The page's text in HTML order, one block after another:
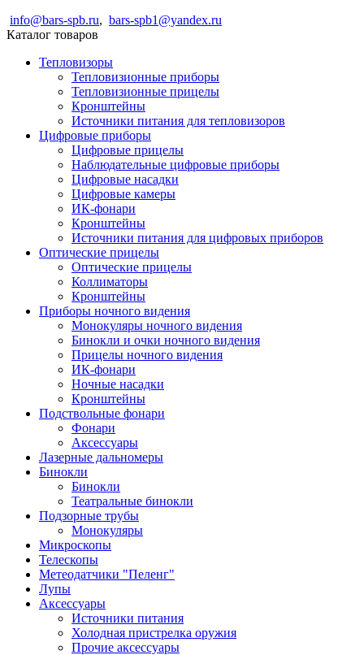
info@bars-spb.ru, bars-spb1@yandex.ru
Каталог товаров
Тепловизоры
Тепловизионные приборы
Тепловизионные прицелы
Кронштейны
Источники питания для тепловизоров
Цифровые приборы
Цифровые прицелы
Наблюдательные цифровые приборы
Цифровые насадки
Цифровые камеры
ИК-фонари
Кронштейны
Источники питания для цифровых приборов
Оптические прицелы
Оптические прицелы
Коллиматоры
Кронштейны
Приборы ночного видения
Монокуляры ночного видения
Бинокли и очки ночного видения
Прицелы ночного видения
ИК-фонари
Ночные насадки
Кронштейны
Подствольные фонари
Фонари
Аксессуары
Лазерные дальномеры
Бинокли
Бинокли
Театральные бинокли
Подзорные трубы
Монокуляры
Микроскопы
Телескопы
Метеодатчики "Пеленг"
Лупы
Аксессуары
Источники питания
Холодная пристрелка оружия
Прочие аксессуары